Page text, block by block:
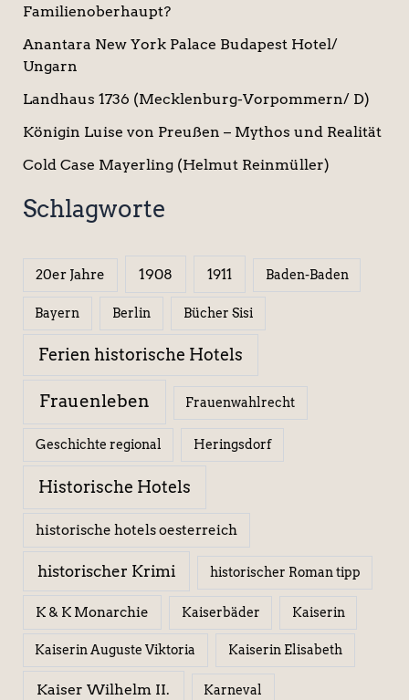
Familienoberhaupt?
Anantara New York Palace Budapest Hotel/
Ungarn
Landhaus 1736 (Mecklenburg-Vorpommern/ D)
Königin Luise von Preußen – Mythos und Realität
Cold Case Mayerling (Helmut Reinmüller)
Schlagworte
20er Jahre 1908 1911 Baden-Baden
Bayern Berlin Bücher Sisi
Ferien historische Hotels
Frauenleben Frauenwahlrecht
Geschichte regional Heringsdorf
Historische Hotels
historische hotels oesterreich
historischer Krimi historischer Roman tipp
K & K Monarchie Kaiserbäder Kaiserin
Kaiserin Auguste Viktoria Kaiserin Elisabeth
Kaiser Wilhelm II. Karneval